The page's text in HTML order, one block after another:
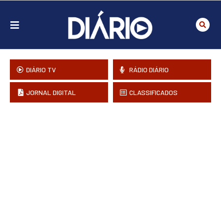
DIÁRIO TV RÁDIO DIÁRIO
JORNAL DIGITAL CLASSIFICADOS